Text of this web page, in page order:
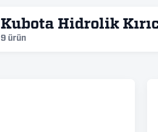
Kubota Hidrolik
9 ürün